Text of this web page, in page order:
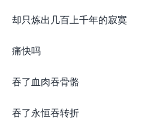
却只炼出几百上千年的寂寞
痛快吗
吞了血肉吞骨骼
吞了永恒吞转折